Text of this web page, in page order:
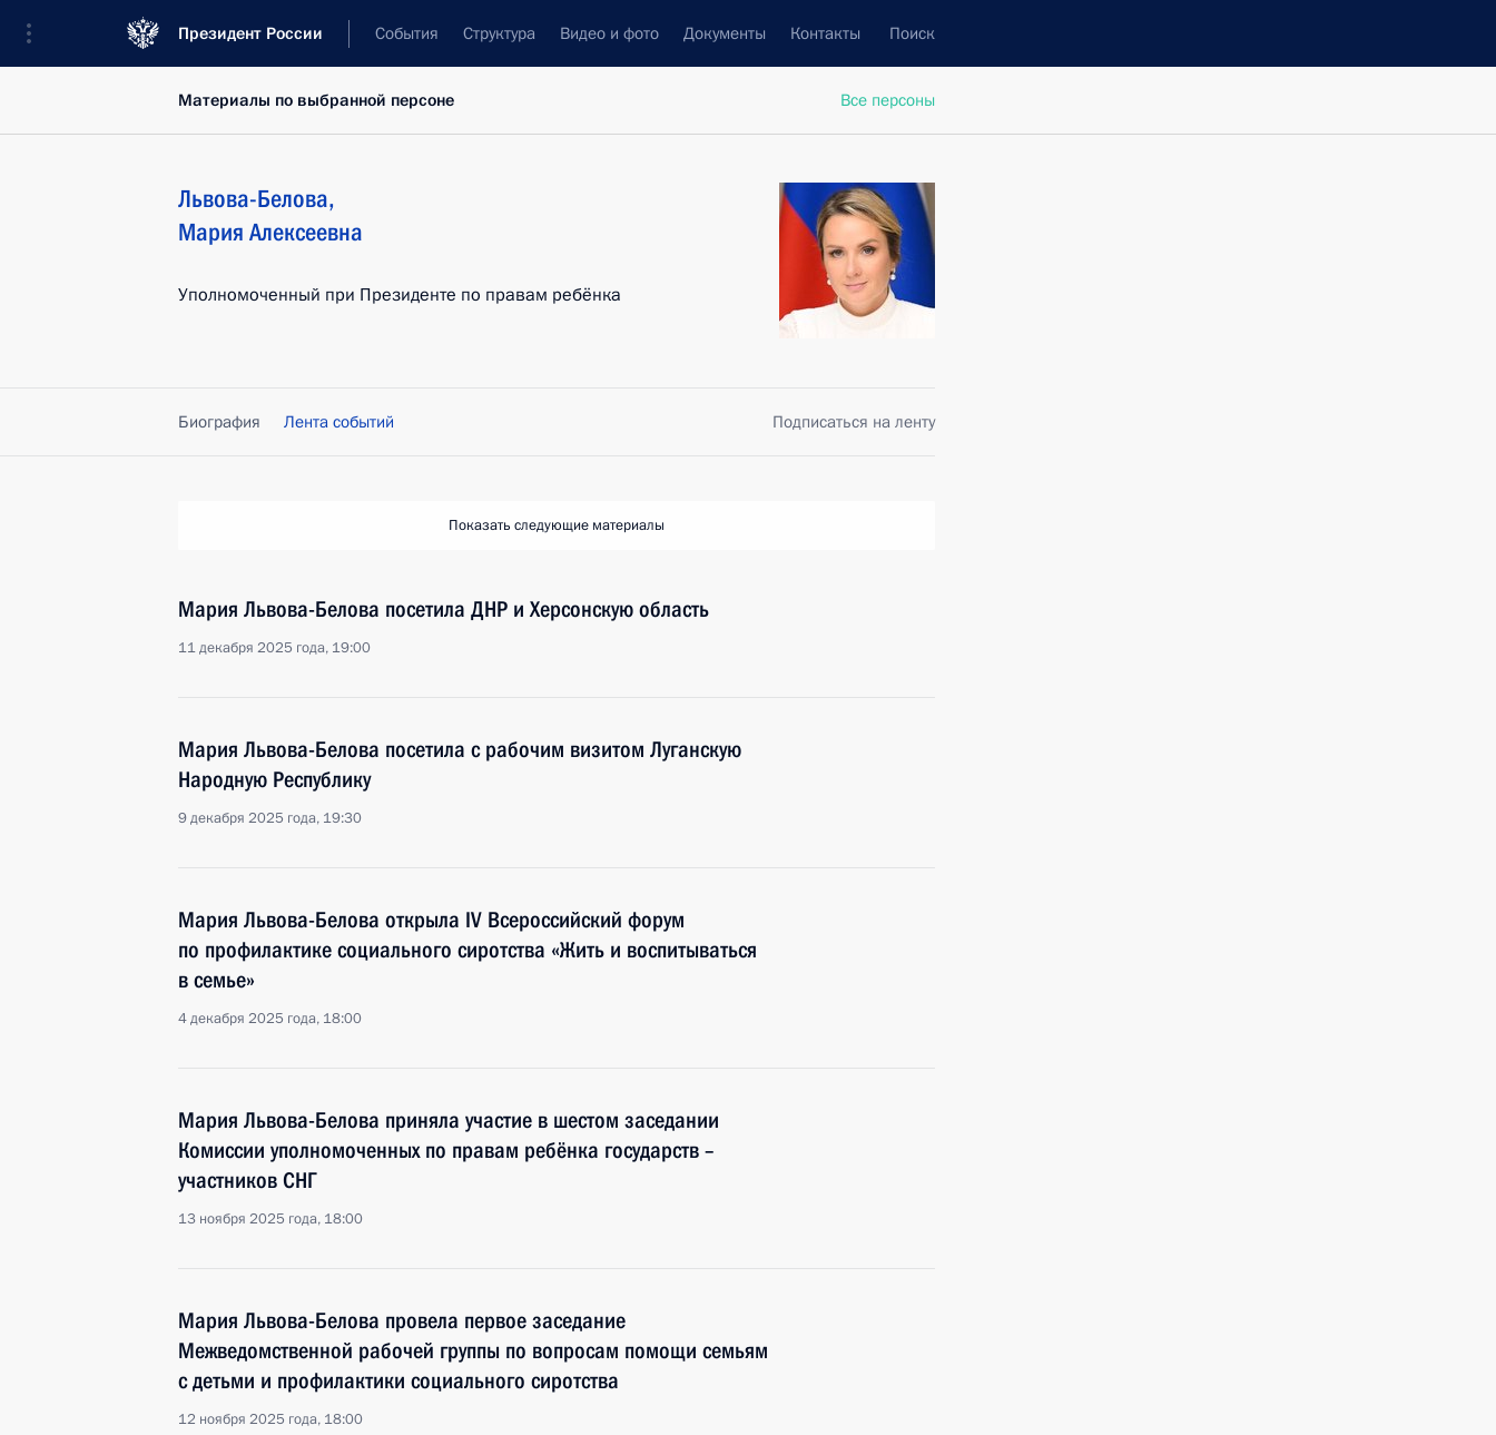
Президент России События Структура Видео и фото Документы Контакты Поиск
Все персоны
Материалы по выбранной персоне
Львова-Белова,
Мария Алексеевна
Уполномоченный при Президенте по правам ребёнка
Биография Лента событий Подписаться на ленту
Показать следующие материалы
Мария Львова-Белова посетила ДНР и Херсонскую область
11 декабря 2025 года, 19:00
Мария Львова-Белова посетила с рабочим визитом Луганскую
Народную Республику
9 декабря 2025 года, 19:30
Мария Львова-Белова открыла IV Всероссийский форум
по профилактике социального сиротства «Жить и воспитываться
в семье»
4 декабря 2025 года, 18:00
Мария Львова-Белова приняла участие в шестом заседании
Комиссии уполномоченных по правам ребёнка государств –
участников СНГ
13 ноября 2025 года, 18:00
Мария Львова-Белова провела первое заседание
Межведомственной рабочей группы по вопросам помощи семьям
с детьми и профилактики социального сиротства
12 ноября 2025 года, 18:00